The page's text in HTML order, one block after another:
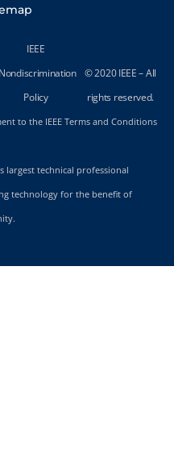
IEEE
Nondiscrimination
Policy
© 2020 IEEE – All
rights reserved.
to the IEEE Terms and Conditions
largest technical professional
technology for the benefit of